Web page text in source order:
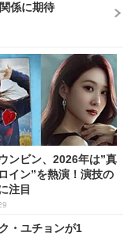
係に期待
ンビン、2026年は”真
イン”を熱演！演技の
注目
・ユチョンが1